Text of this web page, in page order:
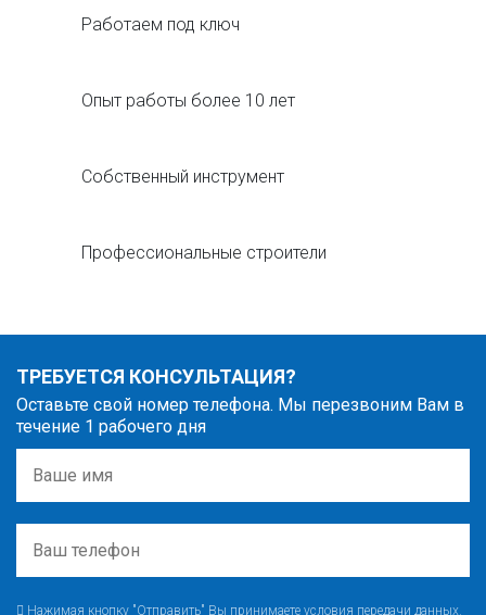
Работаем под ключ
Опыт работы более 10 лет
Собственный инструмент
Профессиональные строители
ТРЕБУЕТСЯ КОНСУЛЬТАЦИЯ?
Оставьте свой номер телефона. Мы перезвоним Вам в
течение 1 рабочего дня
Нажимая кнопку "Отправить" Вы принимаете условия передачи данных.